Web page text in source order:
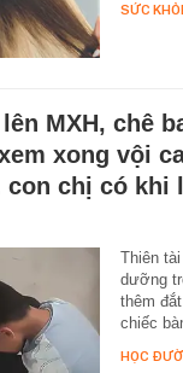
SỨC
MXH, chê
xong vội
chị có khi
Thiên
dưỡng
thêm
chiếc
HỌC